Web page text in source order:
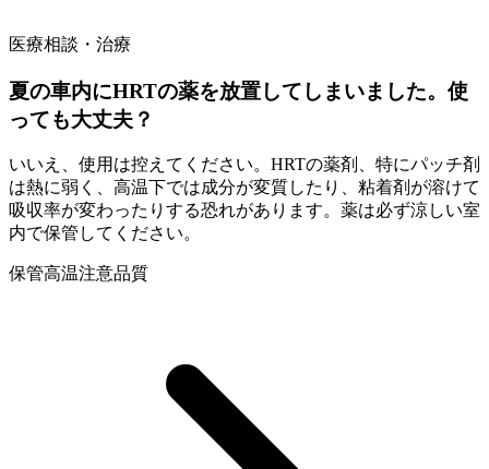
医療相談・治療
夏の車内にHRTの薬を放置してしまいました。使
っても大丈夫？
いいえ、使用は控えてください。HRTの薬剤、特にパッチ剤
は熱に弱く、高温下では成分が変質したり、粘着剤が溶けて
吸収率が変わったりする恐れがあります。薬は必ず涼しい室
内で保管してください。
保管高温注意品質